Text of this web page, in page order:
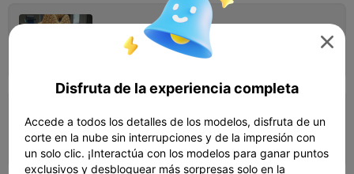
0.12mm capa, 2 paredes, 15% relleno
 04h 57m 1 plates
0.2mm capa, 2 paredes, 10% relleno
 03h 14m  1 plates  46.12g

Disfruta de la experiencia completa
Accede a todos los detalles de los modelos, disfruta de un
corte en la nube sin interrupciones y de la impresión con
un solo clic. ¡Interactúa con los modelos para ganar puntos
exclusivos y desbloquear más sorpresas solo en la